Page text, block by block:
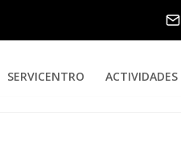
SERVICENTRO ACTIVIDADES